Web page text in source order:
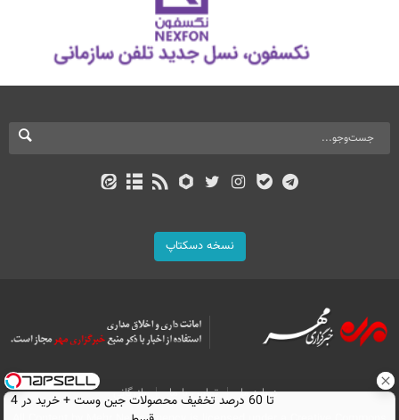
نسخه دسکتاپ
درباره ما تماس با ما
بازرگانی
تا 60 درصد تخفیف محصولات جین وست + خرید در 4